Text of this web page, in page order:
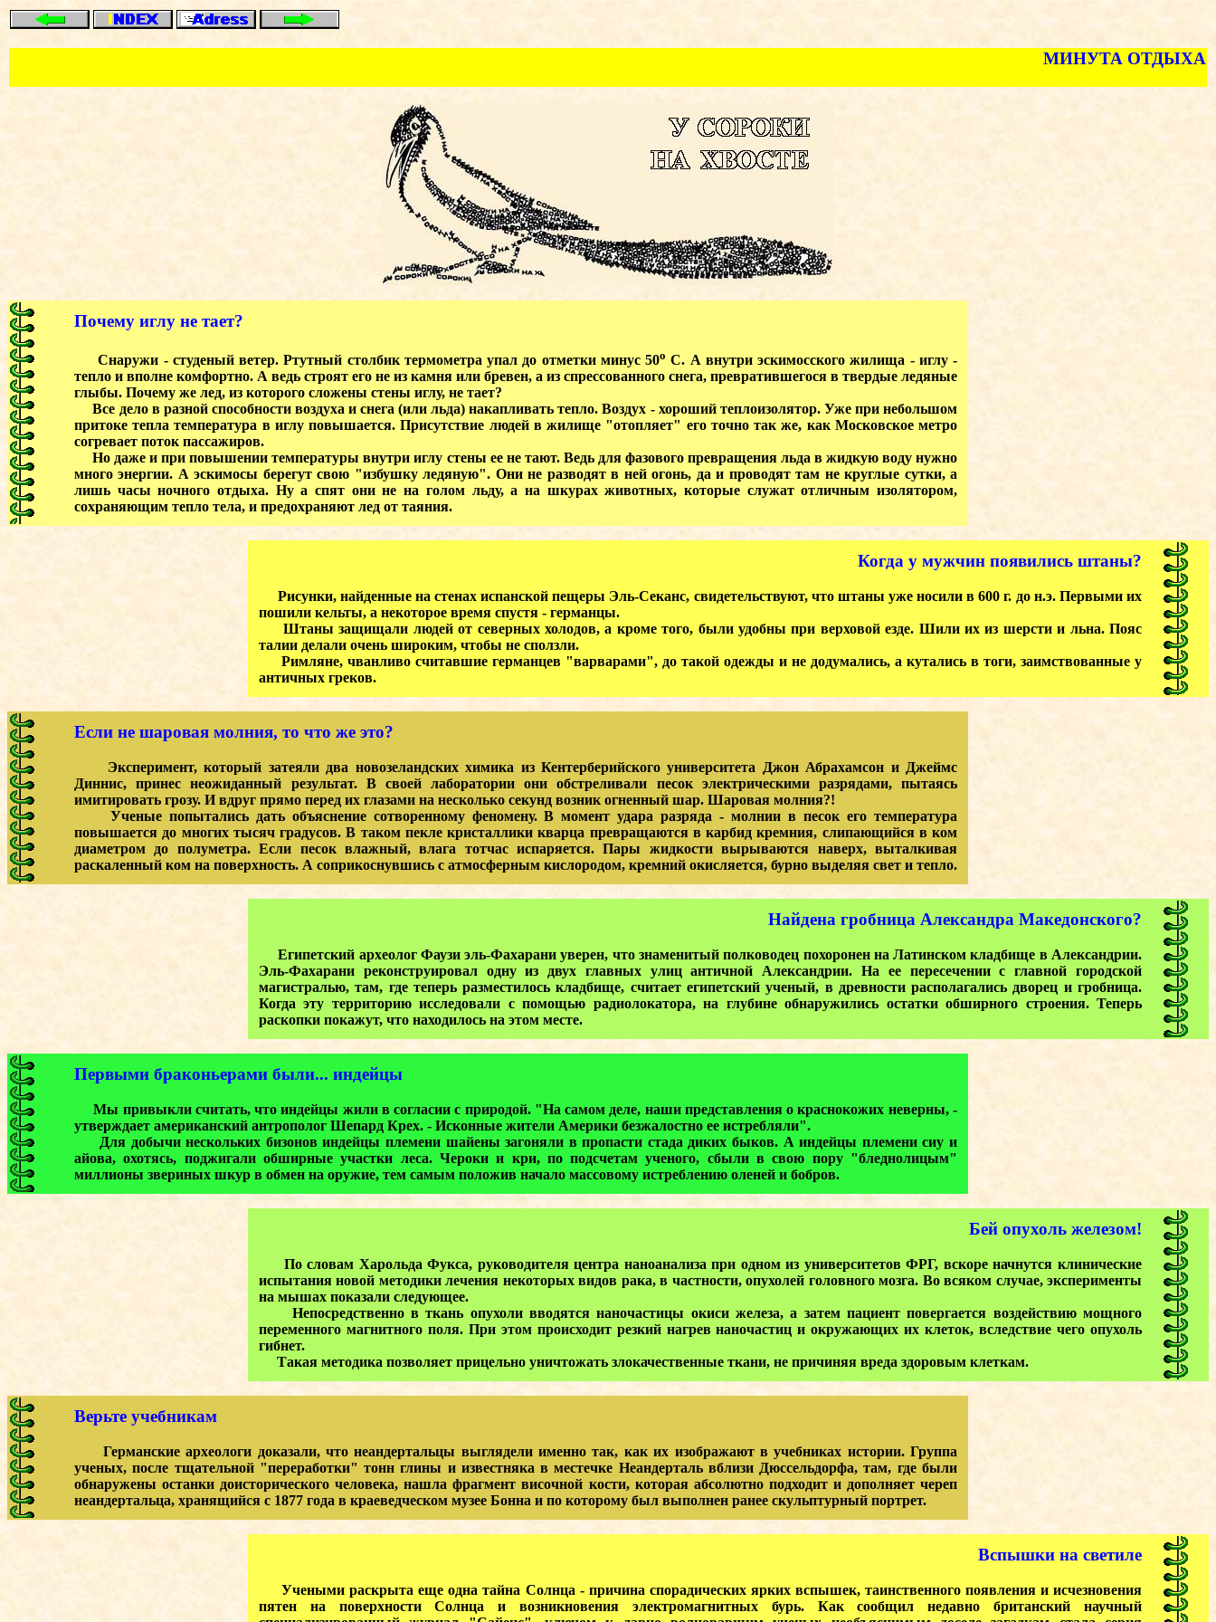
МИНУТА ОТДЫХА
Почему иглу не тает?
Снаружи - студеный ветер. Ртутный столбик термометра упал до отметки минус 50о С. А внутри эскимосского жилища - иглу -
тепло и вполне комфортно. А ведь строят его не из камня или бревен, а из спрессованного снега, превратившегося в твердые ледяные
глыбы. Почему же лед, из которого сложены стены иглу, не тает?
Все дело в разной способности воздуха и снега (или льда) накапливать тепло. Воздух - хороший теплоизолятор. Уже при небольшом
притоке тепла температура в иглу повышается. Присутствие людей в жилище "отопляет" его точно так же, как Московское метро
согревает поток пассажиров.
Но даже и при повышении температуры внутри иглу стены ее не тают. Ведь для фазового превращения льда в жидкую воду нужно
много энергии. А эскимосы берегут свою "избушку ледяную". Они не разводят в ней огонь, да и проводят там не круглые сутки, а
лишь часы ночного отдыха. Ну а спят они не на голом льду, а на шкурах животных, которые служат отличным изолятором,
сохраняющим тепло тела, и предохраняют лед от таяния.
Когда у мужчин появились штаны?
Рисунки, найденные на стенах испанской пещеры Эль-Секанс, свидетельствуют, что штаны уже носили в 600 г. до н.э. Первыми их
пошили кельты, а некоторое время спустя - германцы.
Штаны защищали людей от северных холодов, а кроме того, были удобны при верховой езде. Шили их из шерсти и льна. Пояс
талии делали очень широким, чтобы не сползли.
Римляне, чванливо считавшие германцев "варварами", до такой одежды и не додумались, а кутались в тоги, заимствованные у
античных греков.
Если не шаровая молния, то что же это?
Эксперимент, который затеяли два новозеландских химика из Кентерберийского университета Джон Абрахамсон и Джеймс
Диннис, принес неожиданный результат. В своей лаборатории они обстреливали песок электрическими разрядами, пытаясь
имитировать грозу. И вдруг прямо перед их глазами на несколько секунд возник огненный шар. Шаровая молния?!
Ученые попытались дать объяснение сотворенному феномену. В момент удара разряда - молнии в песок его температура
повышается до многих тысяч градусов. В таком пекле кристаллики кварца превращаются в карбид кремния, слипающийся в ком
диаметром до полуметра. Если песок влажный, влага тотчас испаряется. Пары жидкости вырываются наверх, выталкивая
раскаленный ком на поверхность. А соприкоснувшись с атмосферным кислородом, кремний окисляется, бурно выделяя свет и тепло.
Найдена гробница Александра Македонского?
Египетский археолог Фаузи эль-Фахарани уверен, что знаменитый полководец похоронен на Латинском кладбище в Александрии.
Эль-Фахарани реконструировал одну из двух главных улиц античной Александрии. На ее пересечении с главной городской
магистралью, там, где теперь разместилось кладбище, считает египетский ученый, в древности располагались дворец и гробница.
Когда эту территорию исследовали с помощью радиолокатора, на глубине обнаружились остатки обширного строения. Теперь
раскопки покажут, что находилось на этом месте.
Первыми браконьерами были... индейцы
Мы привыкли считать, что индейцы жили в согласии с природой. "На самом деле, наши представления о краснокожих неверны, -
утверждает американский антрополог Шепард Крех. - Исконные жители Америки безжалостно ее истребляли".
Для добычи нескольких бизонов индейцы племени шайены загоняли в пропасти стада диких быков. А индейцы племени сиу и
айова, охотясь, поджигали обширные участки леса. Чероки и кри, по подсчетам ученого, сбыли в свою пору "бледнолицым"
миллионы звериных шкур в обмен на оружие, тем самым положив начало массовому истреблению оленей и бобров.
Бей опухоль железом!
По словам Харольда Фукса, руководителя центра наноанализа при одном из университетов ФРГ, вскоре начнутся клинические
испытания новой методики лечения некоторых видов рака, в частности, опухолей головного мозга. Во всяком случае, эксперименты
на мышах показали следующее.
Непосредственно в ткань опухоли вводятся наночастицы окиси железа, а затем пациент повергается воздействию мощного
переменного магнитного поля. При этом происходит резкий нагрев наночастиц и окружающих их клеток, вследствие чего опухоль
гибнет.
Такая методика позволяет прицельно уничтожать злокачественные ткани, не причиняя вреда здоровым клеткам.
Верьте учебникам
Германские археологи доказали, что неандертальцы выглядели именно так, как их изображают в учебниках истории. Группа
ученых, после тщательной "переработки" тонн глины и известняка в местечке Неандерталь вблизи Дюссельдорфа, там, где были
обнаружены останки доисторического человека, нашла фрагмент височной кости, которая абсолютно подходит и дополняет череп
неандертальца, хранящийся с 1877 года в краеведческом музее Бонна и по которому был выполнен ранее скульптурный портрет.
Вспышки на светиле
Учеными раскрыта еще одна тайна Солнца - причина спорадических ярких вспышек, таинственного появления и исчезновения
пятен на поверхности Солнца и возникновения электромагнитных бурь. Как сообщил недавно британский научный